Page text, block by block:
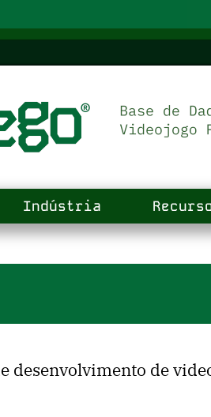
Indústria
desenvolvimento de